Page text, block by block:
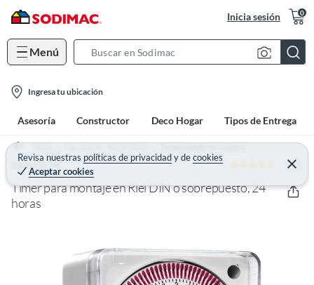
Inicia sesión 0
Menú
c
h
B
r
a
n
Ingresa tu ubicación
Asesoría Constructor Deco Hogar Tipos de Entrega
Revisa nuestras políticas de privacidadydecookies
Aceptar cookies
C
e
r
a
Home Ferretería - Electricidad Temporizadores y timers
GRASSLIN 5 (2)
Timer para montaje en Riel DIN o sobrepuesto, 24
horas